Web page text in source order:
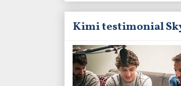
Kimi testimonial